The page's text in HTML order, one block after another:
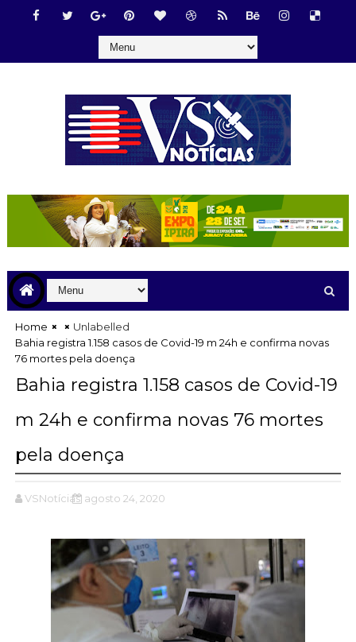
Home
Unlabelled
Bahia registra 1.158 casos de Covid-19 m 24h e confirma novas
76 mortes pela doença
Bahia registra 1.158 casos de Covid-19
m 24h e confirma novas 76 mortes
pela doença
VSNotícias agosto 24, 2020